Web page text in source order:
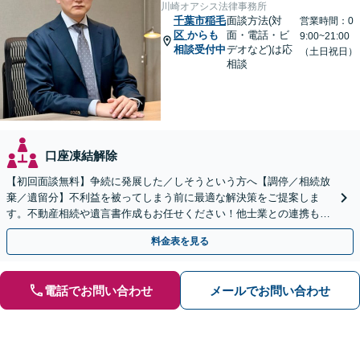
川崎オアシス法律事務所
千葉市稲毛
区 からも
相談受付中
面談方法(対
面・電話・ビ
デオなど)は応
相談
営業時間：0
9:00~21:00
（土日祝日）
口座凍結解除
【初回面談無料】争続に発展した／しそうという方へ【調停／相続放
棄／遺留分】不利益を被ってしまう前に最適な解決策をご提案しま
す。不動産相続や遺言書作成もお任せください！他士業との連携も可
能
料金表を見る
電話でお問い合わせ メールでお問い合わせ